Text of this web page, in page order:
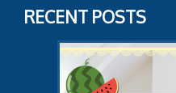
RECENT POSTS